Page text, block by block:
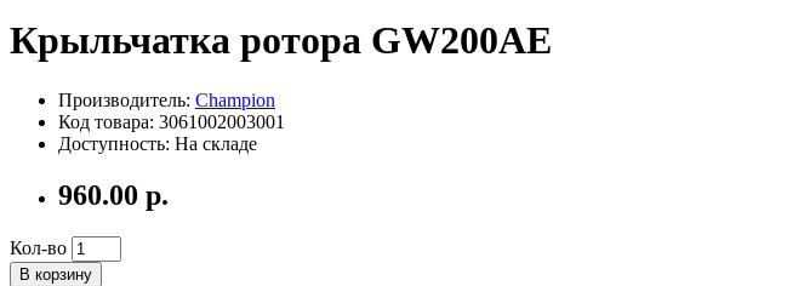
Крыльчатка ротора GW200AE
Производитель: Champion
Код товара: 3061002003001
Доступность: На складе
960.00 р.
Кол-во
В корзину